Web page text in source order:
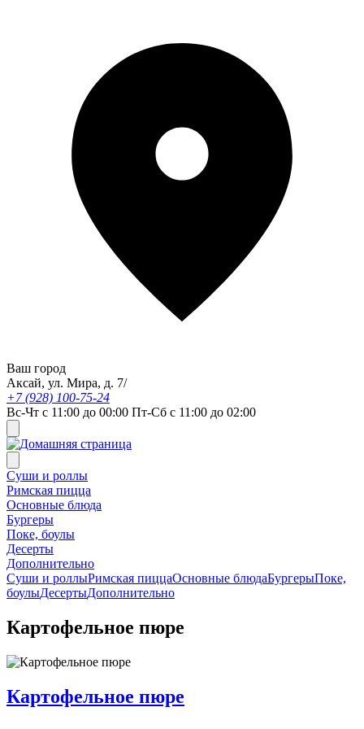
Ваш город
Аксай, ул. Мира, д. 7/
+7 (928) 100-75-24
Вс-Чт с 11:00 до 00:00 Пт-Сб с 11:00 до 02:00
Суши и роллы
Римская пицца
Основные блюда
Бургеры
Поке, боулы
Десерты
Дополнительно
Суши и роллыРимская пиццаОсновные блюдаБургерыПоке,
боулыДесертыДополнительно
Картофельное пюре
Картофельное пюре